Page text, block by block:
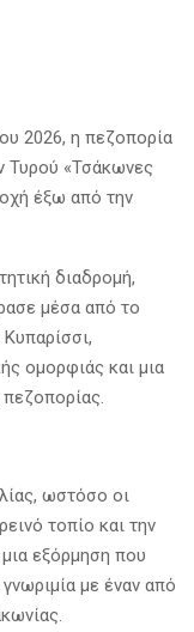
2026, η πεζοπορία
«Τσάκωνες
έξω από την
διαδρομή,
μέσα από το
ομορφιάς και μια
ωστόσο οι
τοπίο και την
εξόρμηση που
με έναν από